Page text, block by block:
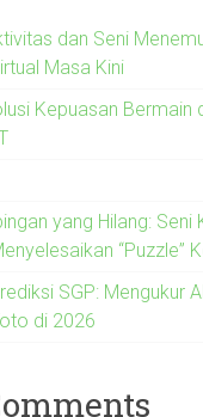
dan Seni
Masa Kini
Kepuasan Bermain
yang Hilang: Seni
“Puzzle”
SGP: Mengukur
di 2026